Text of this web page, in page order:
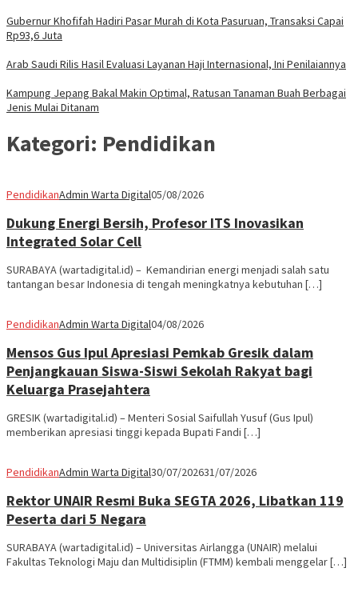
Gubernur Khofifah Hadiri Pasar Murah di Kota Pasuruan, Transaksi Capai
Rp93,6 Juta
Arab Saudi Rilis Hasil Evaluasi Layanan Haji Internasional, Ini Penilaiannya
Kampung Jepang Bakal Makin Optimal, Ratusan Tanaman Buah Berbagai
Jenis Mulai Ditanam
Kategori: Pendidikan
PendidikanAdmin Warta Digital05/08/2026
Dukung Energi Bersih, Profesor ITS Inovasikan
Integrated Solar Cell
SURABAYA (wartadigital.id) – Kemandirian energi menjadi salah satu
tantangan besar Indonesia di tengah meningkatnya kebutuhan […]
PendidikanAdmin Warta Digital04/08/2026
Mensos Gus Ipul Apresiasi Pemkab Gresik dalam
Penjangkauan Siswa-Siswi Sekolah Rakyat bagi
Keluarga Prasejahtera
GRESIK (wartadigital.id) – Menteri Sosial Saifullah Yusuf (Gus Ipul)
memberikan apresiasi tinggi kepada Bupati Fandi […]
PendidikanAdmin Warta Digital30/07/202631/07/2026
Rektor UNAIR Resmi Buka SEGTA 2026, Libatkan 119
Peserta dari 5 Negara
SURABAYA (wartadigital.id) – Universitas Airlangga (UNAIR) melalui
Fakultas Teknologi Maju dan Multidisiplin (FTMM) kembali menggelar […]